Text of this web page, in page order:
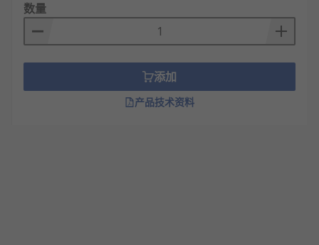
数量
添加
产品技术资料